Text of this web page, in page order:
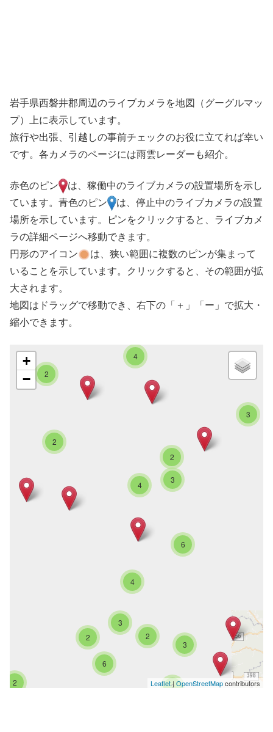
岩手県西磐井郡周辺のライブカメラを地図（グーグルマッ
プ）上に表示しています。
旅行や出張、引越しの事前チェックのお役に立てれば幸い
です。各カメラのページには雨雲レーダーも紹介。
赤色のピン
は、稼働中のライブカメラの設置場所を示し
ています。青色のピン
は、停止中のライブカメラの設置
場所を示しています。ピンをクリックすると、ライブカメ
ラの詳細ページへ移動できます。
円形のアイコン
は、狭い範囲に複数のピンが集まって
いることを示しています。クリックすると、その範囲が拡
大されます。
地図はドラッグで移動でき、右下の「＋」「ー」で拡大・
縮小できます。
2
2
2
3
2
3
2
4
2
3
3
6
4
4
6
2
+
−
Leaflet|OpenStreetMapcontributors